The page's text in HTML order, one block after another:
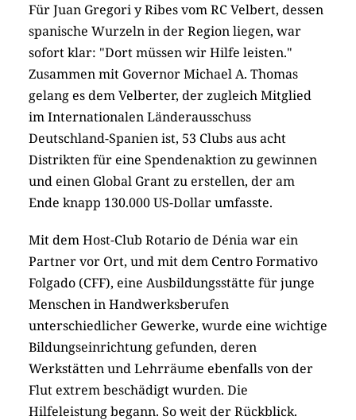
Für Juan Gregori y Ribes vom RC Velbert, dessen
spanische Wurzeln in der Region liegen, war
sofort klar: "Dort müssen wir Hilfe leisten."
Zusammen mit Governor Michael A. Thomas
gelang es dem Velberter, der zugleich Mitglied
im Internationalen Länderausschuss
Deutschland-Spanien ist, 53 Clubs aus acht
Distrikten für eine Spendenaktion zu gewinnen
und einen Global Grant zu erstellen, der am
Ende knapp 130.000 US-Dollar umfasste.
Mit dem Host-Club Rotario de Dénia war ein
Partner vor Ort, und mit dem Centro Formativo
Folgado (CFF), eine Ausbildungsstätte für junge
Menschen in Handwerksberufen
unterschiedlicher Gewerke, wurde eine wichtige
Bildungseinrichtung gefunden, deren
Werkstätten und Lehrräume ebenfalls von der
Flut extrem beschädigt wurden. Die
Hilfeleistung begann. So weit der Rückblick.